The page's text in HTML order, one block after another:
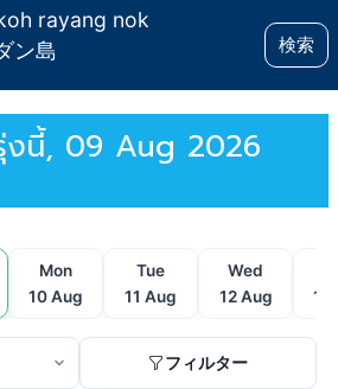
rayang nok
ン島 検索
นี้, 09 Aug 2026
Mon
10 Aug
Tue
11 Aug
Wed
12 Aug
13
フィルター